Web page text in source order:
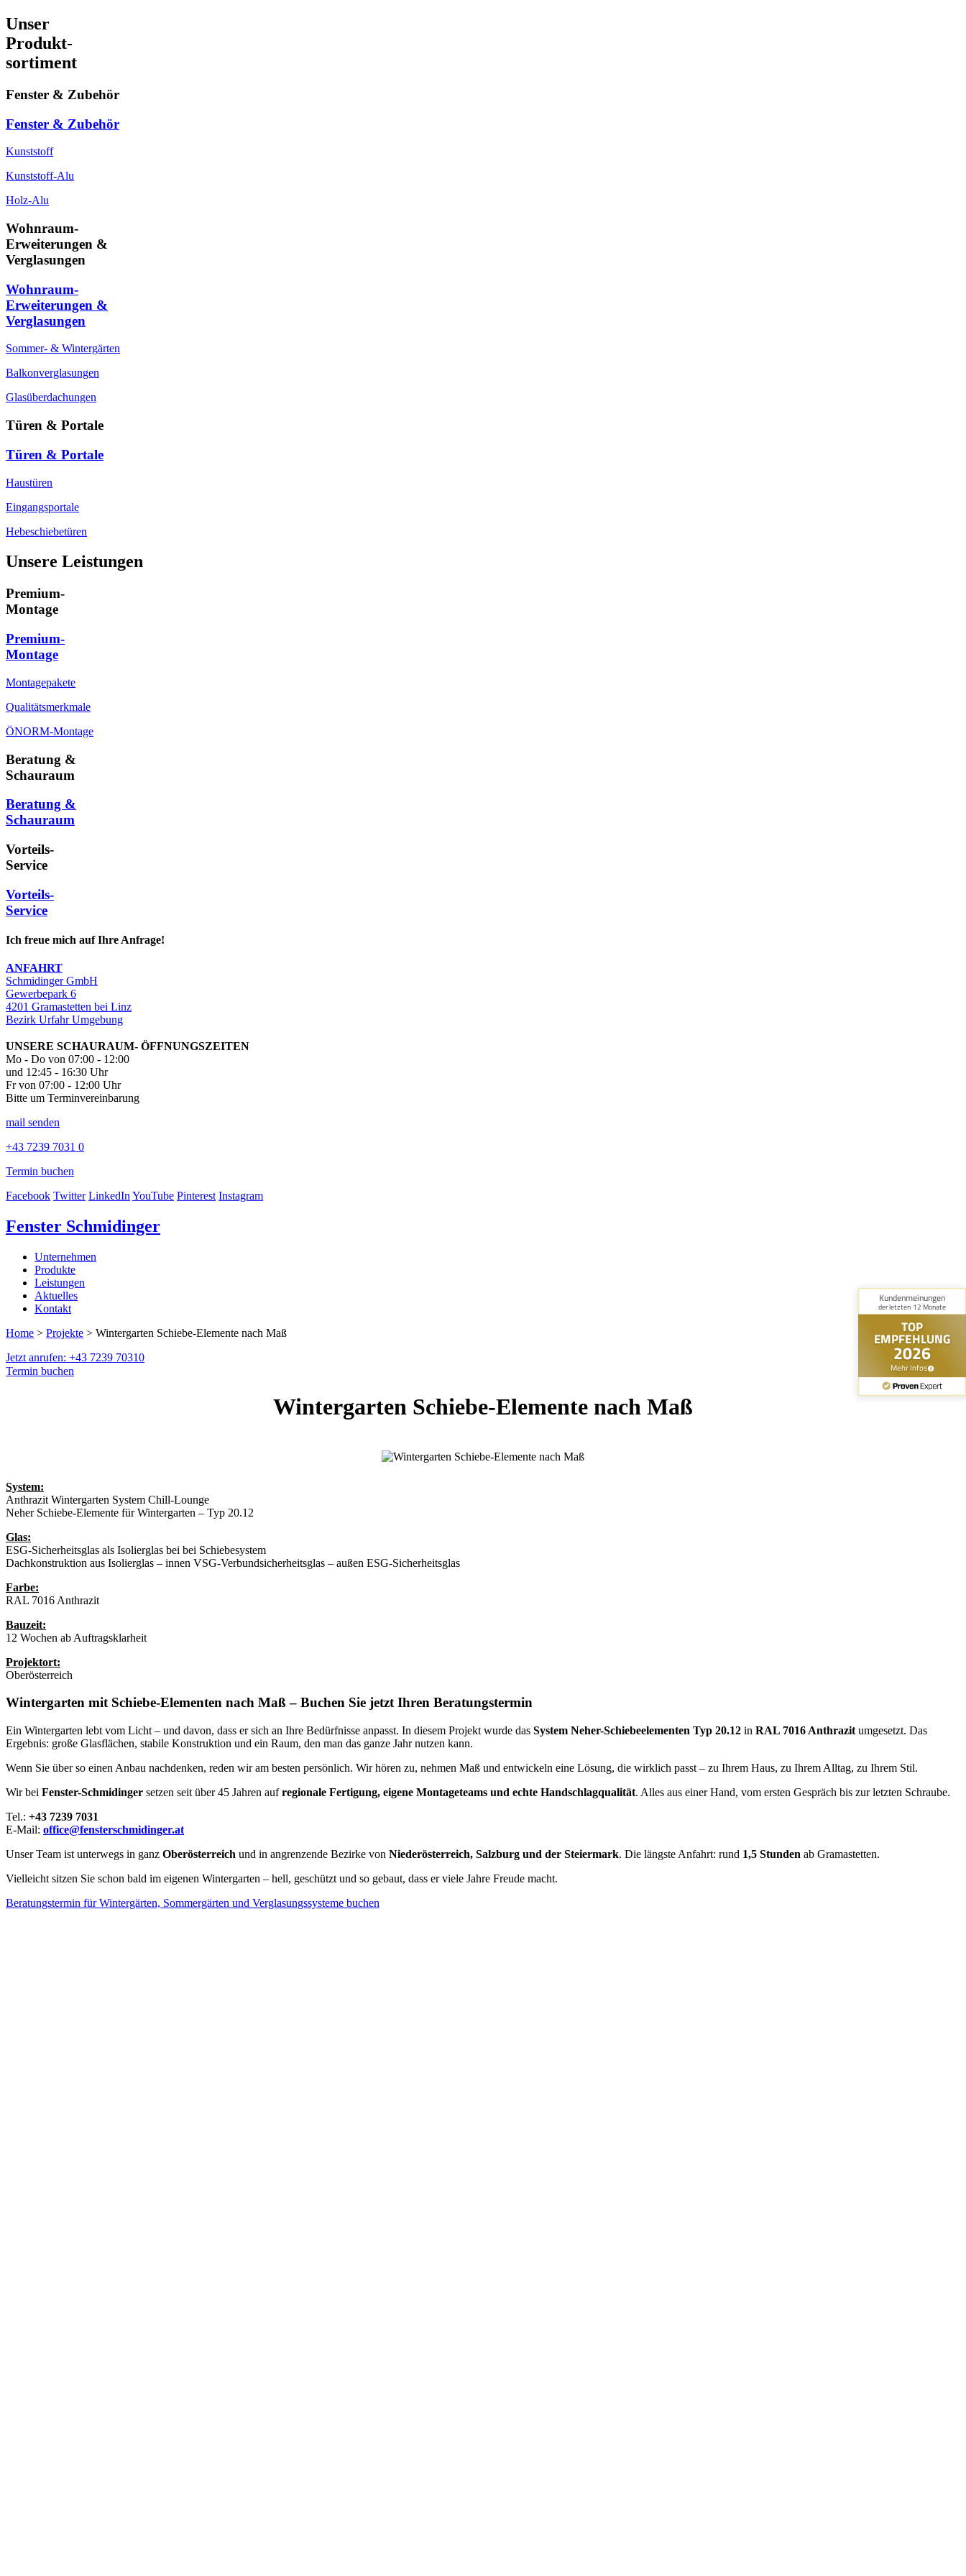
Unser
Produkt-
sortiment
Fenster & Zubehör
Fenster & Zubehör
Kunststoff
Kunststoff-Alu
Holz-Alu
Wohnraum-
Erweiterungen &
Verglasungen
Wohnraum-
Erweiterungen &
Verglasungen
Sommer- & Wintergärten
Balkonverglasungen
Glasüberdachungen
Türen & Portale
Türen & Portale
Haustüren
Eingangsportale
Hebeschiebetüren
Unsere Leistungen
Premium-
Montage
Premium-
Montage
Montagepakete
Qualitätsmerkmale
ÖNORM-Montage
Beratung &
Schauraum
Beratung &
Schauraum
Vorteils-
Service
Vorteils-
Service
Ich freue mich auf Ihre Anfrage!
ANFAHRT
Schmidinger GmbH
Gewerbepark 6
4201 Gramastetten bei Linz
Bezirk Urfahr Umgebung
UNSERE SCHAURAUM- ÖFFNUNGSZEITEN
Mo - Do von 07:00 - 12:00
und 12:45 - 16:30 Uhr
Fr von 07:00 - 12:00 Uhr
Bitte um Terminvereinbarung
mail senden
+43 7239 7031 0
Termin buchen
Facebook Twitter LinkedInYouTube Pinterest Instagram
Fenster Schmidinger
Unternehmen
Produkte
Leistungen
Aktuelles
Kontakt
Home > Projekte > Wintergarten Schiebe-Elemente nach Maß
Jetzt anrufen: +43 7239 70310
Termin buchen
Wintergarten Schiebe-Elemente nach Maß
System:
Anthrazit Wintergarten System Chill-Lounge
Neher Schiebe-Elemente für Wintergarten – Typ 20.12
Glas:
ESG-Sicherheitsglas als Isolierglas bei bei Schiebesystem
Dachkonstruktion aus Isolierglas – innen VSG-Verbundsicherheitsglas – außen ESG-Sicherheitsglas
Farbe:
RAL 7016 Anthrazit
Bauzeit:
12 Wochen ab Auftragsklarheit
Projektort:
Oberösterreich
Wintergarten mit Schiebe-Elementen nach Maß – Buchen Sie jetzt Ihren Beratungstermin
Ein Wintergarten lebt vom Licht – und davon, dass er sich an Ihre Bedürfnisse anpasst. In diesem Projekt wurde das System Neher-Schiebeelementen Typ 20.12 in RAL 7016 Anthrazit umgesetzt. Das
Ergebnis: große Glasflächen, stabile Konstruktion und ein Raum, den man das ganze Jahr nutzen kann.
Wenn Sie über so einen Anbau nachdenken, reden wir am besten persönlich. Wir hören zu, nehmen Maß und entwickeln eine Lösung, die wirklich passt – zu Ihrem Haus, zu Ihrem Alltag, zu Ihrem Stil.
Wir bei Fenster-Schmidinger setzen seit über 45 Jahren aufregionale Fertigung, eigene Montageteams und echte Handschlagqualität. Alles aus einer Hand, vom ersten Gespräch bis zur letzten Schraube.
Tel.: +43 7239 7031
E-Mail: office@fensterschmidinger.at
Unser Team ist unterwegs in ganz Oberösterreich und in angrenzende Bezirke von Niederösterreich, Salzburg und der Steiermark. Die längste Anfahrt: rund 1,5 Stunden ab Gramastetten.
Vielleicht sitzen Sie schon bald im eigenen Wintergarten – hell, geschützt und so gebaut, dass er viele Jahre Freude macht.
Beratungstermin für Wintergärten, Sommergärten und Verglasungssysteme buchen